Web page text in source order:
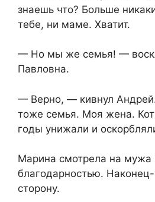
знаешь что? Больше
тебе, ни маме. Хватит.
— Но мы же семья! —
Павловна.
— Верно, — кивнул
тоже семья. Моя жена.
годы унижали и
Марина смотрела на мужа
благодарностью.
сторону.